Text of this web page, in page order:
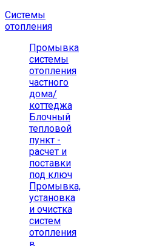
Системы
отопления
Промывка
системы
отопления
частного
дома/
коттеджа
Блочный
тепловой
пункт -
расчет и
поставки
под ключ
Промывка,
установка
и очистка
систем
отопления